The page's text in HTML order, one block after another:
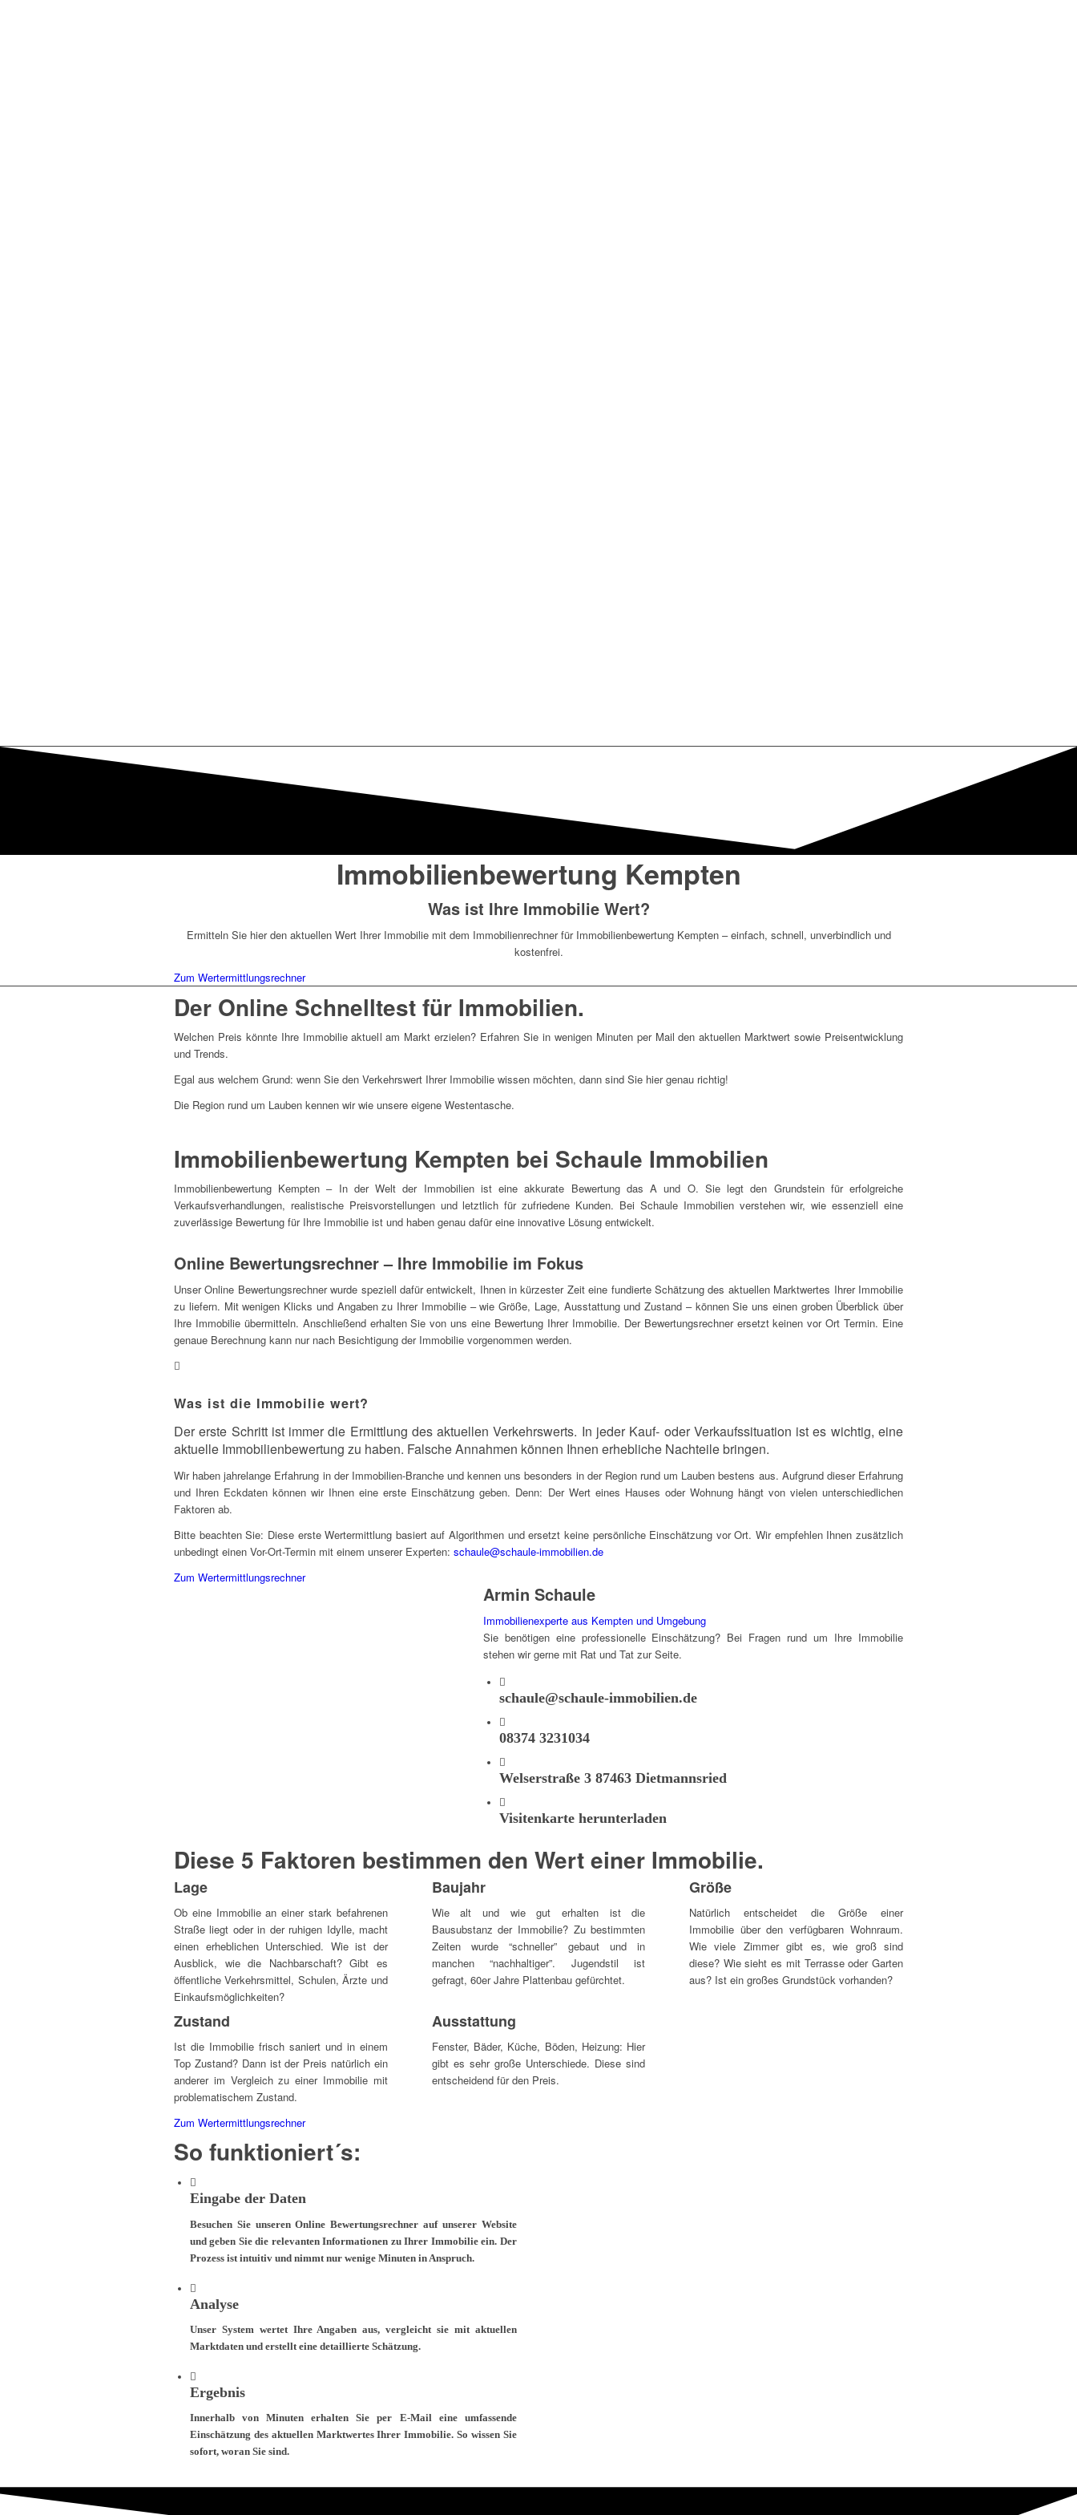
Immobilienbewertung Kempten
Was ist Ihre Immobilie Wert?
Ermitteln Sie hier den aktuellen Wert Ihrer Immobilie mit dem Immobilienrechner für Immobilienbewertung Kempten – einfach, schnell, unverbindlich und
kostenfrei.
Zum Wertermittlungsrechner
Der Online Schnelltest für Immobilien.
Welchen Preis könnte Ihre Immobilie aktuell am Markt erzielen? Erfahren Sie in wenigen Minuten per Mail den aktuellen Marktwert sowie Preisentwicklung
und Trends.
Egal aus welchem Grund: wenn Sie den Verkehrswert Ihrer Immobilie wissen möchten, dann sind Sie hier genau richtig!
Die Region rund um Lauben kennen wir wie unsere eigene Westentasche.
Immobilienbewertung Kempten bei Schaule Immobilien
Immobilienbewertung Kempten – In der Welt der Immobilien ist eine akkurate Bewertung das A und O. Sie legt den Grundstein für erfolgreiche
Verkaufsverhandlungen, realistische Preisvorstellungen und letztlich für zufriedene Kunden. Bei Schaule Immobilien verstehen wir, wie essenziell eine
zuverlässige Bewertung für Ihre Immobilie ist und haben genau dafür eine innovative Lösung entwickelt.
Online Bewertungsrechner – Ihre Immobilie im Fokus
Unser Online Bewertungsrechner wurde speziell dafür entwickelt, Ihnen in kürzester Zeit eine fundierte Schätzung des aktuellen Marktwertes Ihrer Immobilie
zu liefern. Mit wenigen Klicks und Angaben zu Ihrer Immobilie – wie Größe, Lage, Ausstattung und Zustand – können Sie uns einen groben Überblick über
Ihre Immobilie übermitteln. Anschließend erhalten Sie von uns eine Bewertung Ihrer Immobilie. Der Bewertungsrechner ersetzt keinen vor Ort Termin. Eine
genaue Berechnung kann nur nach Besichtigung der Immobilie vorgenommen werden.
Was ist die Immobilie wert?
Der erste Schritt ist immer die Ermittlung des aktuellen Verkehrswerts. In jeder Kauf- oder Verkaufssituation ist es wichtig, eine
aktuelle Immobilienbewertung zu haben. Falsche Annahmen können Ihnen erhebliche Nachteile bringen.
Wir haben jahrelange Erfahrung in der Immobilien-Branche und kennen uns besonders in der Region rund um Lauben bestens aus. Aufgrund dieser Erfahrung
und Ihren Eckdaten können wir Ihnen eine erste Einschätzung geben. Denn: Der Wert eines Hauses oder Wohnung hängt von vielen unterschiedlichen
Faktoren ab.
Bitte beachten Sie: Diese erste Wertermittlung basiert auf Algorithmen und ersetzt keine persönliche Einschätzung vor Ort. Wir empfehlen Ihnen zusätzlich
unbedingt einen Vor-Ort-Termin mit einem unserer Experten: schaule@schaule-immobilien.de
Zum Wertermittlungsrechner
Armin Schaule
Immobilienexperte aus Kempten und Umgebung
Sie benötigen eine professionelle Einschätzung? Bei Fragen rund um Ihre Immobilie
stehen wir gerne mit Rat und Tat zur Seite.
schaule@schaule-immobilien.de
08374 3231034
Welserstraße 3 87463 Dietmannsried
Visitenkarte herunterladen
Diese 5 Faktoren bestimmen den Wert einer Immobilie.
Lage
Ob eine Immobilie an einer stark befahrenen
Straße liegt oder in der ruhigen Idylle, macht
einen erheblichen Unterschied. Wie ist der
Ausblick, wie die Nachbarschaft? Gibt es
öffentliche Verkehrsmittel, Schulen, Ärzte und
Einkaufsmöglichkeiten?
Baujahr
Wie alt und wie gut erhalten ist die
Bausubstanz der Immobilie? Zu bestimmten
Zeiten wurde “schneller” gebaut und in
manchen “nachhaltiger”. Jugendstil ist
gefragt, 60er Jahre Plattenbau gefürchtet.
Größe
Natürlich entscheidet die Größe einer
Immobilie über den verfügbaren Wohnraum.
Wie viele Zimmer gibt es, wie groß sind
diese? Wie sieht es mit Terrasse oder Garten
aus? Ist ein großes Grundstück vorhanden?
Zustand
Ist die Immobilie frisch saniert und in einem
Top Zustand? Dann ist der Preis natürlich ein
anderer im Vergleich zu einer Immobilie mit
problematischem Zustand.
Ausstattung
Fenster, Bäder, Küche, Böden, Heizung: Hier
gibt es sehr große Unterschiede. Diese sind
entscheidend für den Preis.
Zum Wertermittlungsrechner
So funktioniert´s:
Eingabe der Daten
Besuchen Sie unseren Online Bewertungsrechner auf unserer Website
und geben Sie die relevanten Informationen zu Ihrer Immobilie ein. Der
Prozess ist intuitiv und nimmt nur wenige Minuten in Anspruch.
Analyse
Unser System wertet Ihre Angaben aus, vergleicht sie mit aktuellen
Marktdaten und erstellt eine detaillierte Schätzung.
Ergebnis
Innerhalb von Minuten erhalten Sie per E-Mail eine umfassende
Einschätzung des aktuellen Marktwertes Ihrer Immobilie. So wissen Sie
sofort, woran Sie sind.